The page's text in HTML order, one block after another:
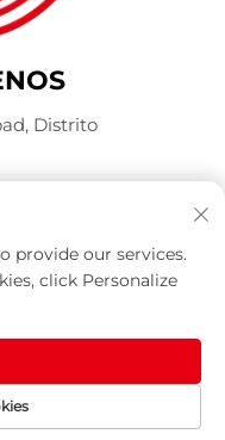
Distrito
Proof Weite
provide our services.
click Personalize